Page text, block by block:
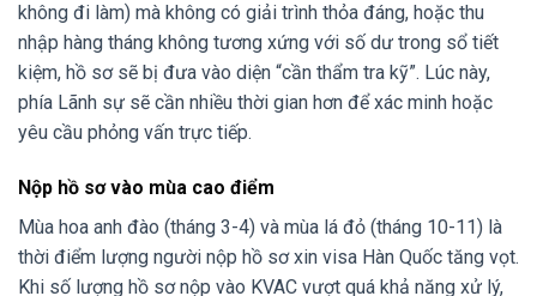
không đi làm) mà không có giải trình thỏa đáng, hoặc thu
nhập hàng tháng không tương xứng với số dư trong sổ tiết
kiệm, hồ sơ sẽ bị đưa vào diện “cần thẩm tra kỹ”. Lúc này,
phía Lãnh sự sẽ cần nhiều thời gian hơn để xác minh hoặc
yêu cầu phỏng vấn trực tiếp.
Nộp hồ sơ vào mùa cao điểm
Mùa hoa anh đào (tháng 3-4) và mùa lá đỏ (tháng 10-11) là
thời điểm lượng người nộp hồ sơ xin visa Hàn Quốc tăng vọt.
Khi số lượng hồ sơ nộp vào KVAC vượt quá khả năng xử lý,